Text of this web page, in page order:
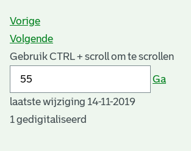
Vorige
Volgende
Gebruik CTRL + scroll om te scrollen
Ga
laatste wijziging 14-11-2019
1 gedigitaliseerd